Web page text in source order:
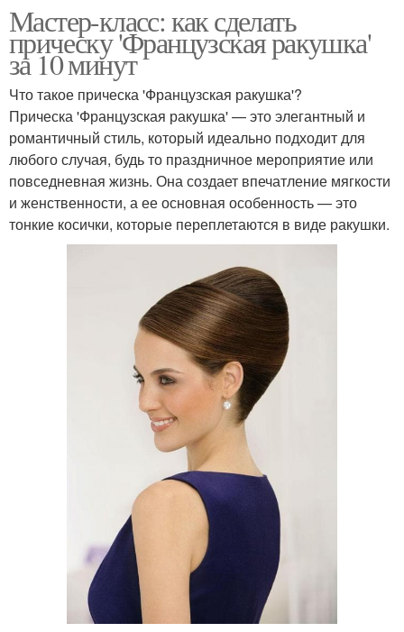
Мастер-класс: как сделать
прическу 'Французская ракушка'
за 10 минут
Что такое прическа 'Французская ракушка'?
Прическа 'Французская ракушка' — это элегантный и
романтичный стиль, который идеально подходит для
любого случая, будь то праздничное мероприятие или
повседневная жизнь. Она создает впечатление мягкости
и женственности, а ее основная особенность — это
тонкие косички, которые переплетаются в виде ракушки.